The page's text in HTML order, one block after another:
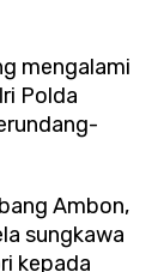
mengalami
Polda
Ambon,
sungkawa
kepada